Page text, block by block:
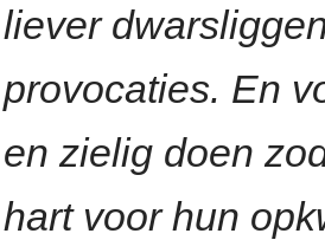
liever
provocaties. En
en zielig doen
hart voor hun